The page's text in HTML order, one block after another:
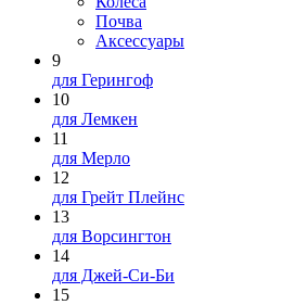
Почва
Аксессуары
9
для Герингоф
10
для Лемкен
11
для Мерло
12
для Грейт Плейнс
13
для Ворсингтон
14
для Джей-Си-Би
15